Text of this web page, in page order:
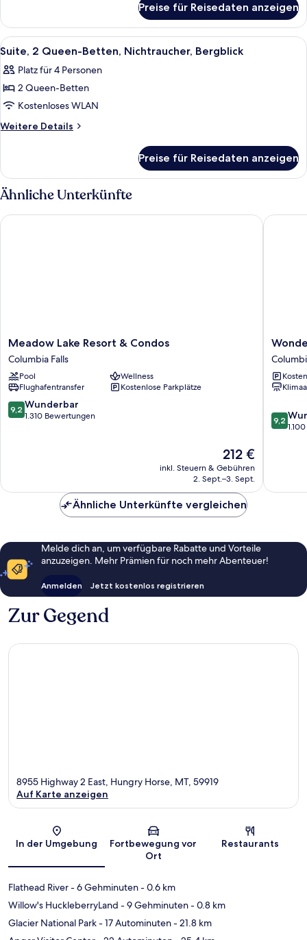
anzeigen
2 Queen-
Betten,
Nichtraucher,
Preise für Reisedaten anzeigen
Alle
Fotos
für
Suite,
2 Queen-
Betten,
anzeigen
Ein kleines, sauberes Badezimmer
1
Suite, 2 Queen-Betten, Nichtraucher, Bergblick
Platz für 4 Personen
2 Queen-Betten
Kostenloses WLAN
Weitere Details
Weitere
2 Queen-
Betten,
Nichtraucher,
Bergblick
Preise für Reisedaten anzeigen
Ähnliche Unterkünfte
Meadow
Lake
Resort
&
Condos
Columbia
Falls
Meadow Lake Resort & Condos
Columbia Falls
Pool
Wellness
Flughafentransfer
Kostenlose Parkplätze
9.2
von
9,2 Wunderbar
1.310 Bewertungen
Der
Preis
beträgt
212 €
inkl. Steuern & Gebühren
2. Sept.–3. Sept.
Meadow Lake Resort & Condos
at
Glacier
Falls
9.2
von
9,2
Ähnliche Unterkünfte vergleichen
Melde dich an, um verfügbare Rabatte und Vorteile
anzuzeigen. Mehr Prämien für noch mehr Abenteuer!
Anmelden Jetzt kostenlos registrieren
Zur Gegend
Karte
8955 Highway 2 East, Hungry Horse, MT, 59919
Auf Karte anzeigen
In der Umgebung
Fortbewegung vor
Ort
Restaurants
Flathead River- 6 Gehminuten- 0.6 km
Willow's HuckleberryLand - 9 Gehminuten- 0.8 km
Glacier National Park- 17 Autominuten- 21.8 km